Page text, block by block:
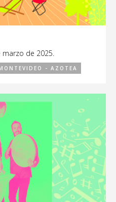
de 2025.
- AZOTEA